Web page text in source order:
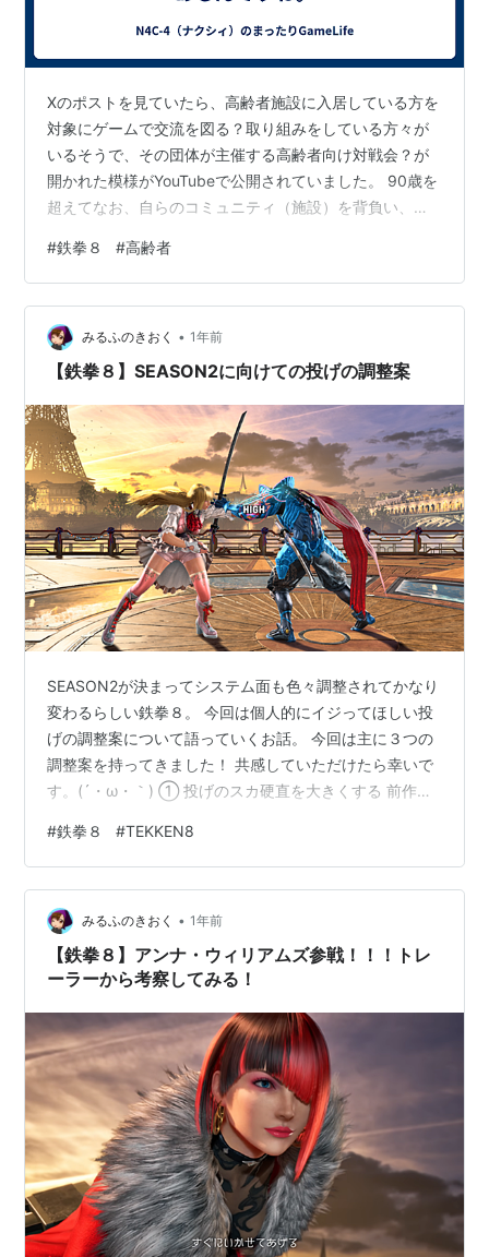
Xのポストを見ていたら、高齢者施設に入居している方を
対象にゲームで交流を図る？取り組みをしている方々が
いるそうで、その団体が主催する高齢者向け対戦会？が
開かれた模様がYouTubeで公開されていました。 90歳を
超えてなお、自らのコミュニティ（施設）を背負い、格
一つの到達点がここにある。老いることは挑戦を諦める
ことではない。年を重ねることは情熱を失うことではな
い。君は90歳になっても、闘う理由を持ち続けられる
か？ https://t.co/7MGm2G8j0u
pic.twitter.com/YvPNtdBBsa — 格ゲーオンライン大会
#鉄拳８ #高齢者
みるふのきおく • 1年前
【鉄拳８】SEASON2に向けての投げの調整案
SEASON2が決まってシステム面も色々調整されてかなり
変わるらしい鉄拳８。 今回は個人的にイジってほしい投
げの調整案について語っていくお話。 今回は主に３つの
調整案を持ってきました！ 共感していただけたら幸いで
す。(´・ω・｀) ① 投げのスカ硬直を大きくする 前作の
ていた時にスカ硬直が大きくなる調整が施されましたが
まさしくその調整です。 せっかく上段という弱点がある
のに硬直が短いためしゃがんでスカしても浮かすのがや
や難しいかなと。 これによって初心者の方もスカしてワ
ザを返すというのもやりやすくなり敷居も下がると思い
ます！ ② 投げ抜け後の状…
#鉄拳８ #TEKKEN8
みるふのきおく • 1年前
【鉄拳８】アンナ・ウィリアムズ参戦！！！トレ
ーラーから考察してみる！